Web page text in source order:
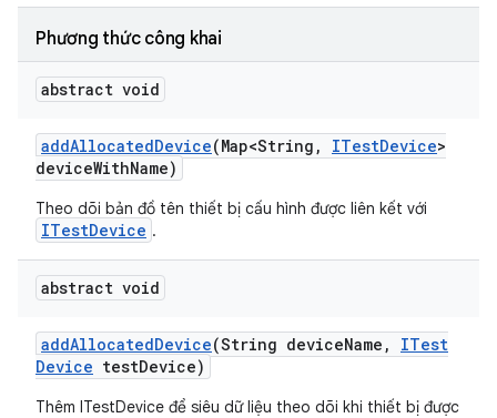
Phương thức công khai
abstract void
addAllocatedDevice(Map<String , ITestDevice>
deviceWithName)
Theo dõi bản đồ tên thiết bị cấu hình được liên kết với
ITestDevice .
abstract void
addAllocatedDevice(String deviceName ,
ITest
Device testDevice)
Thêm ITestDevice để siêu dữ liệu theo dõi khi thiết bị được